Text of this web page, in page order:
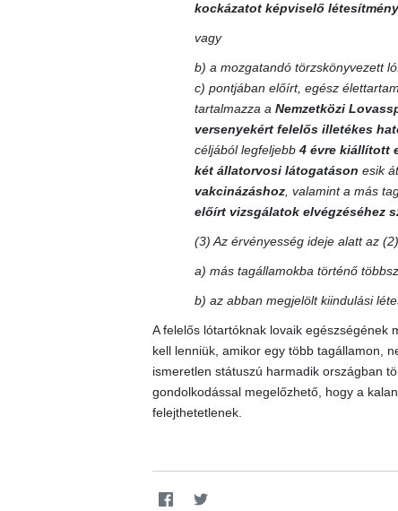
kockázatot képviselő
vagy
b) a mozgatandó törzskönyvezett
c) pontjában előírt, egész
tartalmazza a Nemzetközi
versenyekért felelős illetékes
céljából legfeljebb 4 évre kiállított
két állatorvosi látogatáson esik
vakcinázáshoz, valamint a más
előírt vizsgálatok elvégzéséhez
(3) Az érvényesség ideje alatt az
a) más tagállamokba történő
b) az abban megjelölt kiindulási
A felelős lótartóknak lovaik egészségének
kell lenniük, amikor egy több tagállamon,
ismeretlen státuszú harmadik országban
gondolkodással megelőzhető, hogy a
felejthetetlenek.